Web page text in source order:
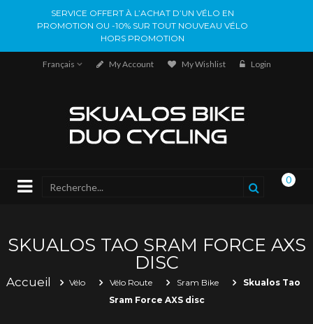
SERVICE OFFERT À L’ACHAT D’UN VÉLO EN
PROMOTION OU -10% SUR TOUT NOUVEAU VÉLO
HORS PROMOTION
Français My Account My Wishlist Login
0
SKUALOS TAO SRAM FORCE AXS
DISC
Accueil Vélo Vélo Route Sram Bike
Skualos Tao
Sram Force AXS disc